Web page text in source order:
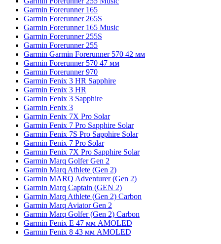
Garmin Forerunner 165
Garmin Forerunner 265S
Garmin Forerunner 165 Music
Garmin Forerunner 255S
Garmin Forerunner 255
Garmin Garmin Forerunner 570 42 мм
Garmin Forerunner 570 47 мм
Garmin Forerunner 970
Garmin Fenix 3 HR Sapphire
Garmin Fenix 3 HR
Garmin Fenix 3 Sapphire
Garmin Fenix 3
Garmin Fenix 7X Pro Solar
Garmin Fenix 7 Pro Sapphire Solar
Garmin Fenix 7S Pro Sapphire Solar
Garmin Fenix 7 Pro Solar
Garmin Fenix 7X Pro Sapphire Solar
Garmin Marq Golfer Gen 2
Garmin Marq Athlete (Gen 2)
Garmin MARQ Adventurer (Gen 2)
Garmin Marq Captain (GEN 2)
Garmin Marq Athlete (Gen 2) Carbon
Garmin Marq Aviator Gen 2
Garmin Marq Golfer (Gen 2) Carbon
Garmin Fenix E 47 мм AMOLED
Garmin Fenix 8 43 мм AMOLED